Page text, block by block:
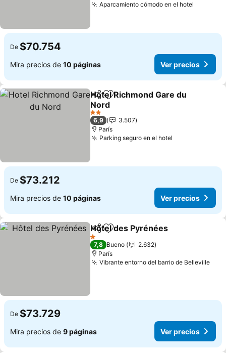
Aparcamiento cómodo en el hotel
De $70.754
Mira precios de 10 páginas Ver precios
CompartirAgregar a favoritos
Hotel Richmond Gare du
Nord
Ver precios
2 Estrellas
6,9
3.507
París
Parking seguro en el hotel
De $73.212
Mira precios de 10 páginas Ver precios
CompartirAgregar a favoritos
Hôtel des Pyrénées
1 Estrellas
7,8 Bueno
2.632
París
Vibrante entorno del barrio de BellevilleVer
De $73.729
Mira precios de 9 páginas Ver precios